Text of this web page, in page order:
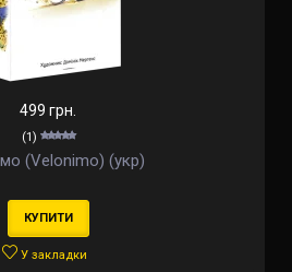
499 грн.
(1)
(Velonimo) (укр)
КУПИТИ
У закладки